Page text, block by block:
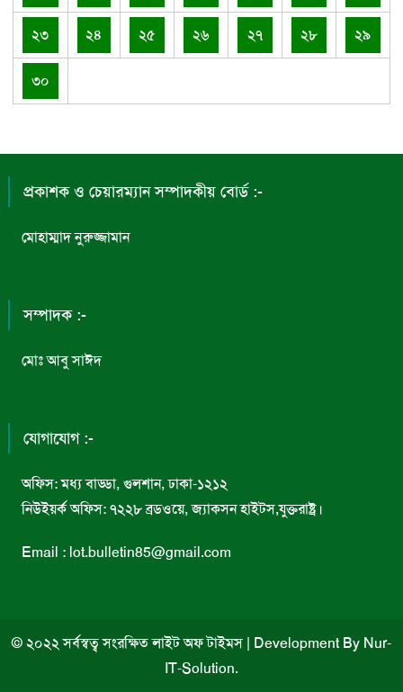
২৩ ২৪ ২৫ ২৬ ২৭ ২৮ ২৯
৩০
প্রকাশক ও চেয়ারম্যান সম্পাদকীয় বোর্ড :-
মোহাম্মাদ নুরুজ্জামান
সম্পাদক :-
মোঃ আবু সাঈদ
যোগাযোগ :-
অফিস: মধ্য বাড্ডা, গুলশান, ঢাকা-১২১২
নিউইয়র্ক অফিস: ৭২২৮ ব্রডওয়ে, জ্যাকসন হাইটস,যুক্তরাষ্ট্র।
Email : lot.bulletin85@gmail.com
© ২০২২ সর্বস্বত্ব সংরক্ষিত লাইট অফ টাইমস | Development By Nur-
IT-Solution.